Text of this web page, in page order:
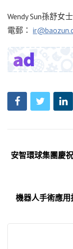
Wendy Sun孫舒女士
電郵：
安智環球集團慶
機器人手術應